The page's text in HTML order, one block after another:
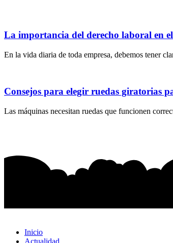
La importancia del derecho laboral en
En la vida diaria de toda empresa, debemos tener
Consejos para elegir ruedas giratorias
Las máquinas necesitan ruedas que funcionen
Inicio